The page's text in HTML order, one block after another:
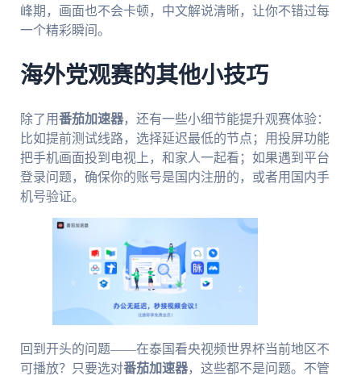
峰期，画面也不会卡顿，中文解说清晰，让你不错过每
一个精彩瞬间。
海外党观赛的其他小技巧
除了用番茄加速器，还有一些小细节能提升观赛体验：
比如提前测试线路，选择延迟最低的节点；用投屏功能
把手机画面投到电视上，和家人一起看；如果遇到平台
登录问题，确保你的账号是国内注册的，或者用国内手
机号验证。
回到开头的问题——在泰国看央视频世界杯当前地区不
可播放？只要选对番茄加速器，这些都不是问题。不管